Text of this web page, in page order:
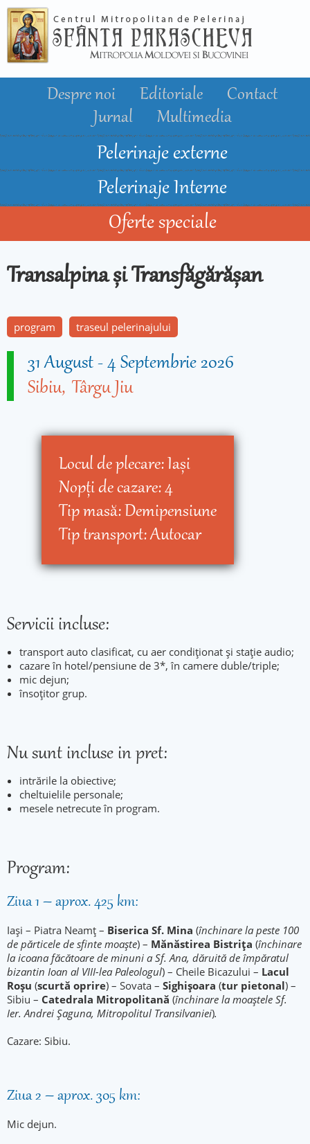
conţinutul
principal
Despre noi Editoriale
Contact
Jurnal
Multimedia
Pelerinaje externe
Pelerinaje Interne
Oferte speciale
Transalpina și Transfăgărășan
program traseul pelerinajului
31 August-4 Septembrie 2026
Sibiu Târgu Jiu
Locul de plecare:Iaşi
Nopţi de cazare:4
Tip masă:Demipensiune
Tip transport:Autocar
Servicii incluse:
transport auto clasificat, cu aer condiționat și stație audio;
cazare în hotel/pensiune de 3*, în camere duble/triple;
mic dejun;
însoțitor grup.
Nu sunt incluse in pret:
intrările la obiective;
cheltuielile personale;
mesele netrecute în program.
Program:
Ziua 1 – aprox. 425 km:
Iași – Piatra Neamț – Biserica Sf. Mina (închinare la peste 100
de părticele de sfinte moaște) – Mănăstirea Bistrița (închinare
la icoana făcătoare de minuni a Sf. Ana, dăruită de împăratul
bizantin Ioan al VIII-lea Paleologul) – Cheile Bicazului – Lacul
Roșu (scurtă oprire) – Sovata – Sighișoara (tur pietonal) –
Sibiu – Catedrala Mitropolitană (închinare la moaștele Sf.
Ier. Andrei Șaguna, Mitropolitul Transilvaniei).
Cazare: Sibiu.
Ziua 2 – aprox. 305 km:
Mic dejun.